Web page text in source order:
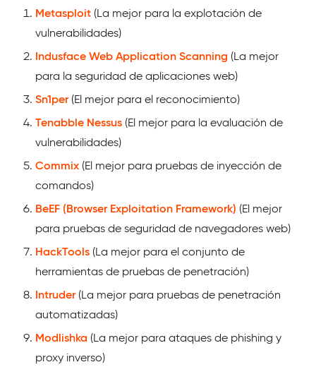
Metasploit (La mejor para la explotación de
vulnerabilidades)
Indusface Web Application Scanning (La mejor
para la seguridad de aplicaciones web)
Sn1per(El mejor para el reconocimiento)
Tenabble Nessus (El mejor para la evaluación de
vulnerabilidades)
Commix (El mejor para pruebas de inyección de
comandos)
BeEF (Browser Exploitation Framework) (El mejor
para pruebas de seguridad de navegadores web)
HackTools (La mejor para el conjunto de
herramientas de pruebas de penetración)
Intruder(La mejor para pruebas de penetración
automatizadas)
Modlishka (La mejor para ataques de phishing y
proxy inverso)